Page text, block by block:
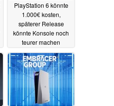
PlayStation 6 könnte
1.000€ kosten,
späterer Release
könnte Konsole noch
teurer machen
28.06.2026